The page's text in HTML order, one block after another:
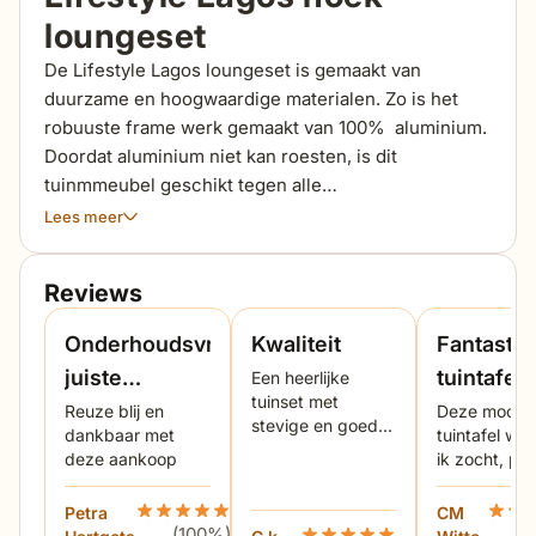
loungeset
De Lifestyle Lagos loungeset is gemaakt van
duurzame en hoogwaardige materialen. Zo is het
robuuste frame werk gemaakt van 100% aluminium.
Doordat aluminium niet kan roesten, is dit
tuinmmeubel geschikt tegen alle
weersomstandigheden en kan deze het gehele jaar
gemakkelijk te verplaatsen is. Bovendien is de
loungebank voorzien van een 2-laagse
poedercoating, wat zorgt voor een sterke
beschermlaag op het aluminium. Deze antraciet
poedercoating is dezelfde kleur als het pootstel van
de bijbehorende Lifestyle Seaside lounge vuurtafel
120 x 80 cm. De loungeset is voorzien van extra dik
gevulde zit- en rugkussens. De kussenhoezen zijn
gemaakt van 100% polyester, waardoor het materiaal
Lees meer
Reviews
Onderhoudsvrij,
juiste
afmetingen
en materiaal
Reuze blij en
dankbaar met
deze aankoop
Petra
Beoordeling Lifestyle Lagos hoek loungeset
Kwaliteit
Een heerlijke
tuinset met
stevige en goede
tuintafel
Deze mooie
tuintafel
ik zocht,
van grootte
CM